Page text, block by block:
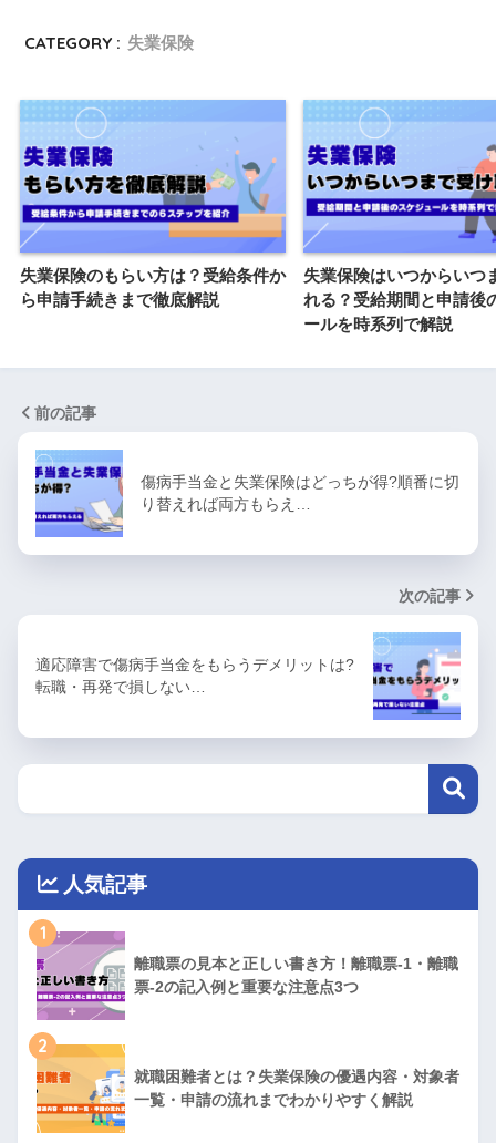
CATEGORY : 失業保険
失業保険のもらい方は？受給条件か
ら申請手続きまで徹底解説
失業保険はいつからいつ
れる？受給期間と申請後
ールを時系列で解説
前の記事
傷病手当金と失業保険はどっちが得?順番に切
り替えれば両方もらえ…
次の記事
適応障害で傷病手当金をもらうデメリットは?
転職・再発で損しない…
人気記事
1
離職票の見本と正しい書き方！離職票-1・離職
票-2の記入例と重要な注意点3つ
2
就職困難者とは？失業保険の優遇内容・対象者
一覧・申請の流れまでわかりやすく解説